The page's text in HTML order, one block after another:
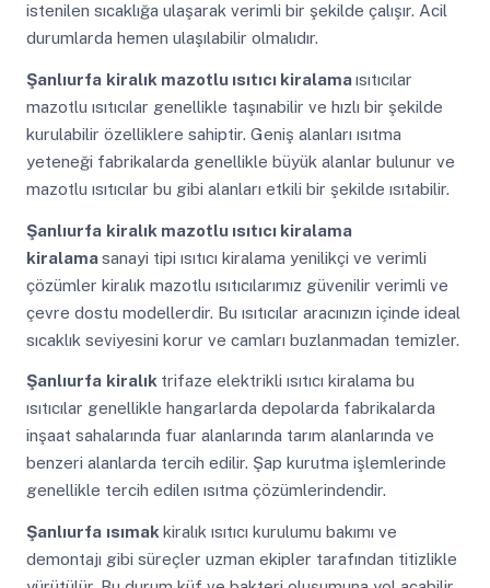
istenilen sıcaklığa ulaşarak verimli bir şekilde çalışır. Acil
durumlarda hemen ulaşılabilir olmalıdır.
Şanlıurfa kiralık mazotlu ısıtıcı kiralamaısıtıcılar
mazotlu ısıtıcılar genellikle taşınabilir ve hızlı bir şekilde
kurulabilir özelliklere sahiptir. Geniş alanları ısıtma
yeteneği fabrikalarda genellikle büyük alanlar bulunur ve
mazotlu ısıtıcılar bu gibi alanları etkili bir şekilde ısıtabilir.
Şanlıurfa kiralık mazotlu ısıtıcı kiralama
kiralamasanayi tipi ısıtıcı kiralama yenilikçi ve verimli
çözümler kiralık mazotlu ısıtıcılarımız güvenilir verimli ve
çevre dostu modellerdir. Bu ısıtıcılar aracınızın içinde ideal
sıcaklık seviyesini korur ve camları buzlanmadan temizler.
Şanlıurfa kiralık trifaze elektrikli ısıtıcı kiralama bu
ısıtıcılar genellikle hangarlarda depolarda fabrikalarda
inşaat sahalarında fuar alanlarında tarım alanlarında ve
benzeri alanlarda tercih edilir. Şap kurutma işlemlerinde
genellikle tercih edilen ısıtma çözümlerindendir.
Şanlıurfa ısımak kiralık ısıtıcı kurulumu bakımı ve
demontajı gibi süreçler uzman ekipler tarafından titizlikle